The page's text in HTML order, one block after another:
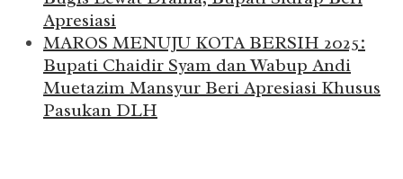
Apresiasi
MAROS MENUJU KOTA BERSIH 2025:
Bupati Chaidir Syam dan Wabup Andi
Muetazim Mansyur Beri Apresiasi Khusus
Pasukan DLH